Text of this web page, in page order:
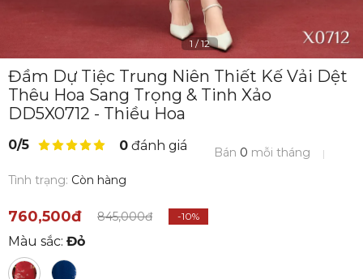
1 /12
Đầm Dự Tiệc Trung Niên Thiết Kế Vải Dệt
Thêu Hoa Sang Trọng & Tinh Xảo
DD5X0712 - Thiều Hoa
0/5 0 đánh giá Bán 0 mỗi tháng
Tình trạng: Còn hàng
760,500đ 845,000đ -10%
Màu sắc: Đỏ